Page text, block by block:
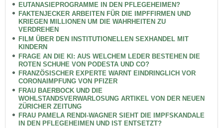
EUTANASIEPROGRAMME IN DEN PFLEGEHEIMEN?
FAKTENJECKER ARBEITEN FÜR DIE IMPFFIRMEN UND
KRIEGEN MILLIONEN UM DIE WAHRHEITEN ZU
VERDREHEN
FILM ÜBER DEN INSTITUTIONELLEN SEXHANDEL MIT
KINDERN
FRAGE AN DIE KI: AUS WELCHEM LEDER BESTEHEN DIE
ROTEN SCHUHE VON PODESTA UND CO?
FRANZÖSISCHER EXPERTE WARNT EINDRINGLICH VOR
CORONAIMPFUNG VON PFIZER
FRAU BAERBOCK UND DIE
WOHLSTANDSVERWARLOSUNG ARTIKEL VON DER NEUEN
ZÜRICHER ZEITUNG
FRAU PAMELA RENDI-WAGNER SIEHT DIE IMPFSKANDALE
IN DEN PFLEGEHEIMEN UND IST ENTSETZT?